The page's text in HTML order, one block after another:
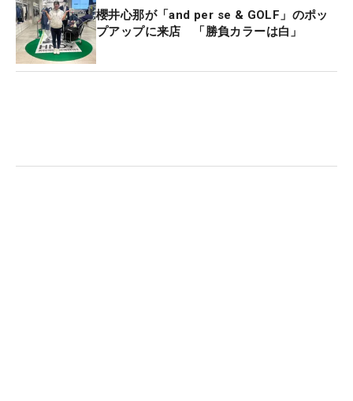
櫻井心那が「and per se & GOLF」のポッ
プアップに来店 「勝負カラーは白」